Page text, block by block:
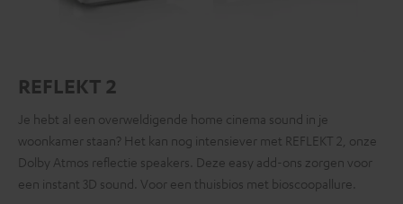
REFLEKT 2
Je hebt al een overweldigende home cinema sound in je
woonkamer staan? Het kan nog intensiever met REFLEKT 2, onze
Dolby Atmos reflectie speakers. Deze easy add-ons zorgen voor
een instant 3D sound. Voor een thuisbios met bioscoopallure.